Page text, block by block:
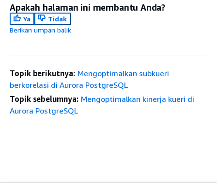
Apakah halaman ini membantu Anda?
Ya
Tidak
Berikan umpan balik
Topik berikutnya: Mengoptimalkan subkueri
berkorelasi di Aurora PostgreSQL
Topik sebelumnya: Mengoptimalkan kinerja kueri di
Aurora PostgreSQL